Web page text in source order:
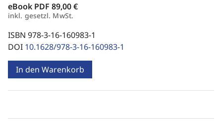
eBook PDF 89,00 €
inkl. gesetzl. MwSt.
ISBN 978-3-16-160983-1
DOI 10.1628/978-3-16-160983-1
In den Warenkorb